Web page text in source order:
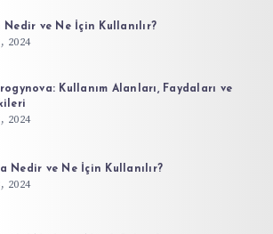
Nedir ve Ne İçin Kullanılır?
2024
Kullanım Alanları, Faydaları ve
2024
Nedir ve Ne İçin Kullanılır?
2024